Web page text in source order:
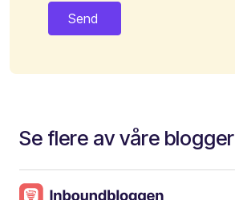
Se flere av våre blogger